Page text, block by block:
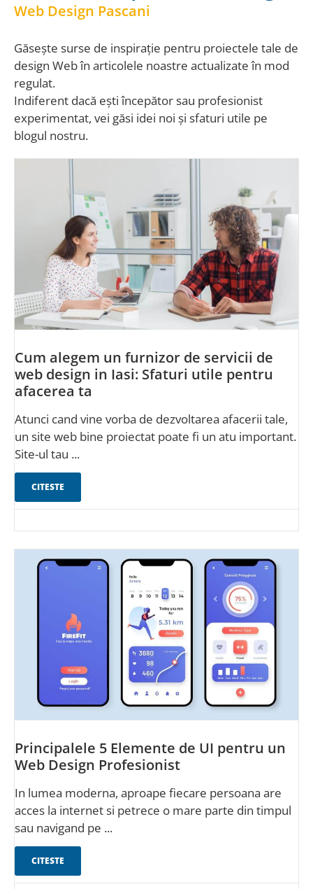
Web Design Pascani
Găsește surse de inspirație pentru proiectele tale de
design Web în articolele noastre actualizate în mod
regulat.
Indiferent dacă ești începător sau profesionist
experimentat, vei găsi idei noi și sfaturi utile pe
blogul nostru.
Cum alegem un furnizor de servicii de
web design in Iasi: Sfaturi utile pentru
afacerea ta
Atunci cand vine vorba de dezvoltarea afacerii tale,
un site web bine proiectat poate fi un atu important.
Site-ul tau ...
CITESTE
Principalele 5 Elemente de UI pentru un
Web Design Profesionist
In lumea moderna, aproape fiecare persoana are
acces la internet si petrece o mare parte din timpul
sau navigand pe ...
CITESTE